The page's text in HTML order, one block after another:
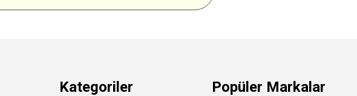
Kategoriler Popüler Markalar